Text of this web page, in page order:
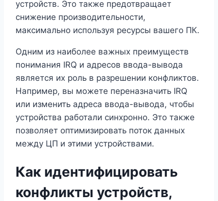
устройств. Это также предотвращает
снижение производительности,
максимально используя ресурсы вашего ПК.
Одним из наиболее важных преимуществ
понимания IRQ и адресов ввода-вывода
является их роль в разрешении конфликтов.
Например, вы можете переназначить IRQ
или изменить адреса ввода-вывода, чтобы
устройства работали синхронно. Это также
позволяет оптимизировать поток данных
между ЦП и этими устройствами.
Как идентифицировать
конфликты устройств,